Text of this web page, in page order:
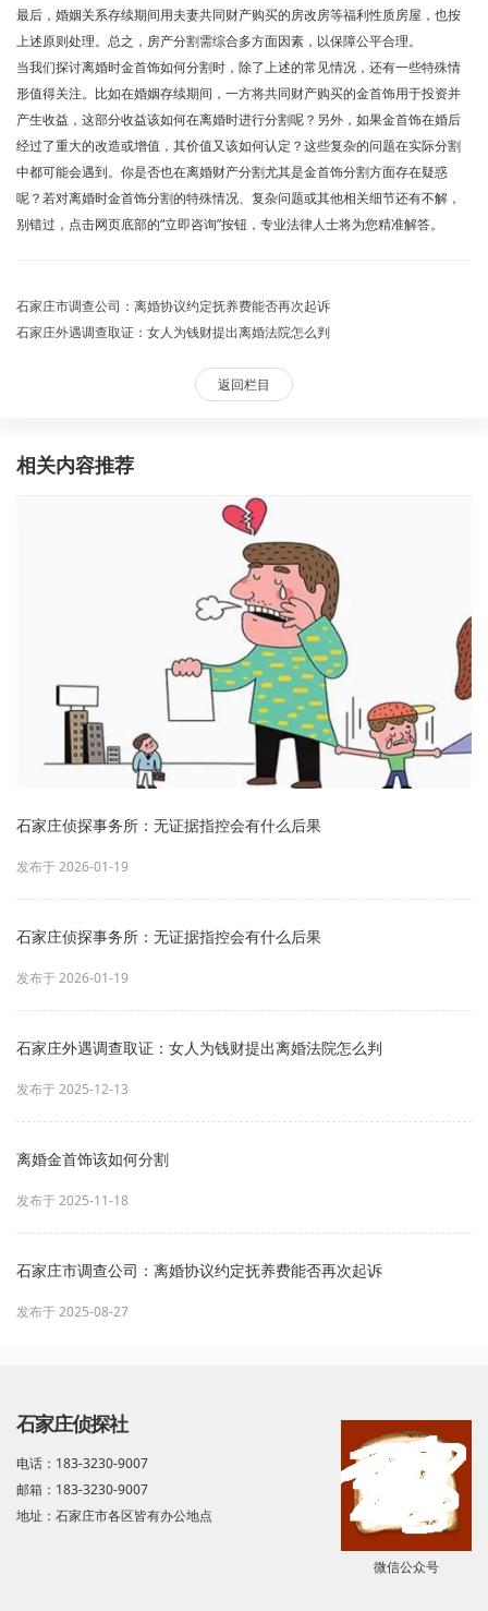
最后，婚姻关系存续期间用夫妻共同财产购买的房改房等福利性质房屋，也按
上述原则处理。总之，房产分割需综合多方面因素，以保障公平合理。
当我们探讨离婚时金首饰如何分割时，除了上述的常见情况，还有一些特殊情
形值得关注。比如在婚姻存续期间，一方将共同财产购买的金首饰用于投资并
产生收益，这部分收益该如何在离婚时进行分割呢？另外，如果金首饰在婚后
经过了重大的改造或增值，其价值又该如何认定？这些复杂的问题在实际分割
中都可能会遇到。你是否也在离婚财产分割尤其是金首饰分割方面存在疑惑
呢？若对离婚时金首饰分割的特殊情况、复杂问题或其他相关细节还有不解，
别错过，点击网页底部的“立即咨询”按钮，专业法律人士将为您精准解答。
石家庄市调查公司：离婚协议约定抚养费能否再次起诉
石家庄外遇调查取证：女人为钱财提出离婚法院怎么判
返回栏目
相关内容推荐
石家庄侦探事务所：无证据指控会有什么后果
发布于 2026-01-19
石家庄侦探事务所：无证据指控会有什么后果
发布于 2026-01-19
石家庄外遇调查取证：女人为钱财提出离婚法院怎么判
发布于 2025-12-13
离婚金首饰该如何分割
发布于 2025-11-18
石家庄市调查公司：离婚协议约定抚养费能否再次起诉
发布于 2025-08-27
石家庄侦探社
电话：183-3230-9007
邮箱：183-3230-9007
地址：石家庄市各区皆有办公地点
微信公众号